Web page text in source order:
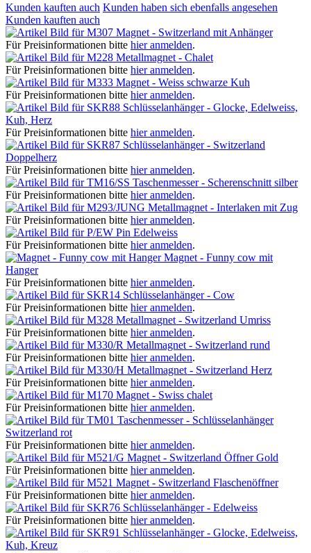
Kunden kauften auch Kunden haben sich ebenfalls angesehen
Kunden kauften auch
Magnet - Switzerland mit Anhänger
Für Preisinformationen bitte hier anmelden.
Metallmagnet - Chalet
Für Preisinformationen bitte hier anmelden.
Magnet - Weiss schwarze Kuh
Für Preisinformationen bitte hier anmelden.
Schlüsselanhänger - Glocke, Edelweiss,
Kuh, Herz
Für Preisinformationen bitte hier anmelden.
Schlüsselanhänger - Switzerland
Doppelherz
Für Preisinformationen bitte hier anmelden.
Taschenmesser - Scherenschnitt silber
Für Preisinformationen bitte hier anmelden.
Metallmagnet - Interlaken mit Zug
Für Preisinformationen bitte hier anmelden.
Pin Edelweiss
Für Preisinformationen bitte hier anmelden.
Magnet - Funny cow mit
Hanger
Für Preisinformationen bitte hier anmelden.
Schlüsselanhänger - Cow
Für Preisinformationen bitte hier anmelden.
Metallmagnet - Switzerland Umriss
Für Preisinformationen bitte hier anmelden.
Metallmagnet - Switzerland rund
Für Preisinformationen bitte hier anmelden.
Metallmagnet - Switzerland Herz
Für Preisinformationen bitte hier anmelden.
Magnet - Swiss chalet
Für Preisinformationen bitte hier anmelden.
Taschenmesser - Schlüsselanhänger
Switzerland rot
Für Preisinformationen bitte hier anmelden.
Magnet - Switzerland Öffner Gold
Für Preisinformationen bitte hier anmelden.
Magnet - Switzerland Flaschenöffner
Für Preisinformationen bitte hier anmelden.
Schlüsselanhänger - Edelweiss
Für Preisinformationen bitte hier anmelden.
Schlüsselanhänger - Glocke, Edelweiss,
Kuh, Kreuz